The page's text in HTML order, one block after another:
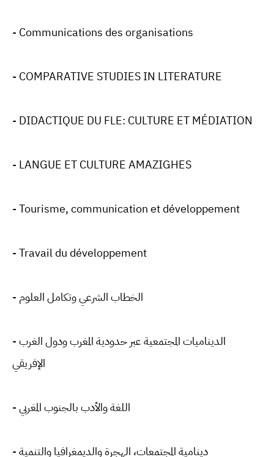
- Communications des organisations
- COMPARATIVE STUDIES IN LITERATURE
- DIDACTIQUE DU FLE: CULTURE ET MÉDIATION
- LANGUE ET CULTURE AMAZIGHES
- Tourisme, communication et développement
- Travail du développement
- الديناميات المجتمعية عبر حدودية المغرب ودول الغرب